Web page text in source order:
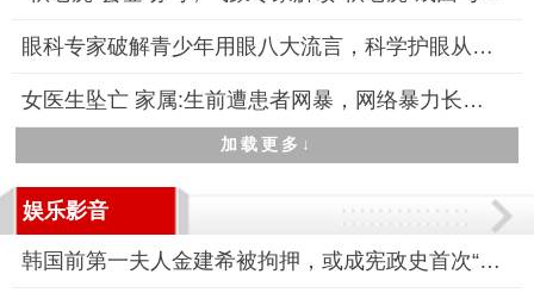
眼科专家破解青少年用眼八大流言，科学护眼从破除谣言开始
女医生坠亡 家属:生前遭患者网暴，网络暴力长达7个月
加载更多↓
娱乐影音
韩国前第一夫人金建希被拘押，或成宪政史首次“总统夫妇同囚”